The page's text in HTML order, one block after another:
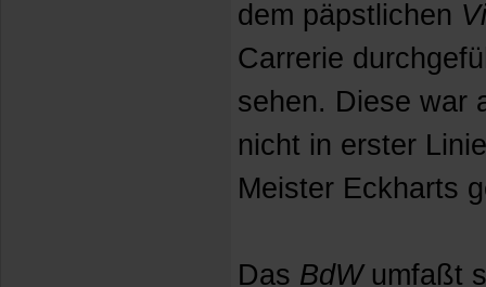
dem päpstlichen
Carrerie
sehen. Diese war
nicht in erster
Meister Eckharts
Das BdWumfaßt